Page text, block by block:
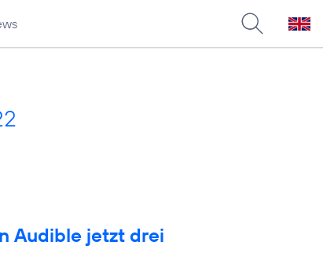
Audible jetzt drei